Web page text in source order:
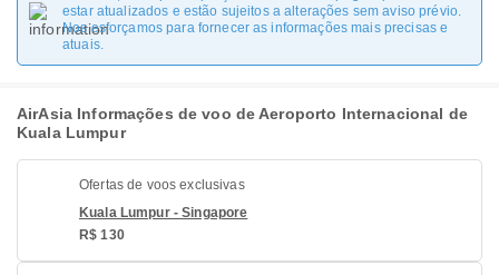
estar atualizados e estão sujeitos a alterações sem aviso prévio.
Nos esforçamos para fornecer as informações mais precisas e
atuais.
AirAsia Informações de voo de Aeroporto Internacional de
Kuala Lumpur
Ofertas de voos exclusivas
Kuala Lumpur - Singapore
R$ 130